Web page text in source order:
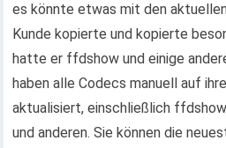
es könnte etwas mit den
Kunde kopierte und kopierte
hatte er ffdshow und einige
haben alle Codecs manuell auf
aktualisiert, einschließlich
und anderen. Sie können die